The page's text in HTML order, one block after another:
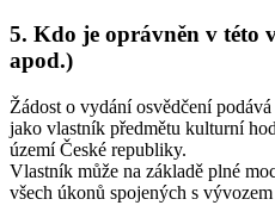
5. Kdo je oprávněn v této
apod.)
Žádost o vydání osvědčení
jako vlastník předmětu kulturní
území České republiky.
Vlastník může na základě plné
všech úkonů spojených s